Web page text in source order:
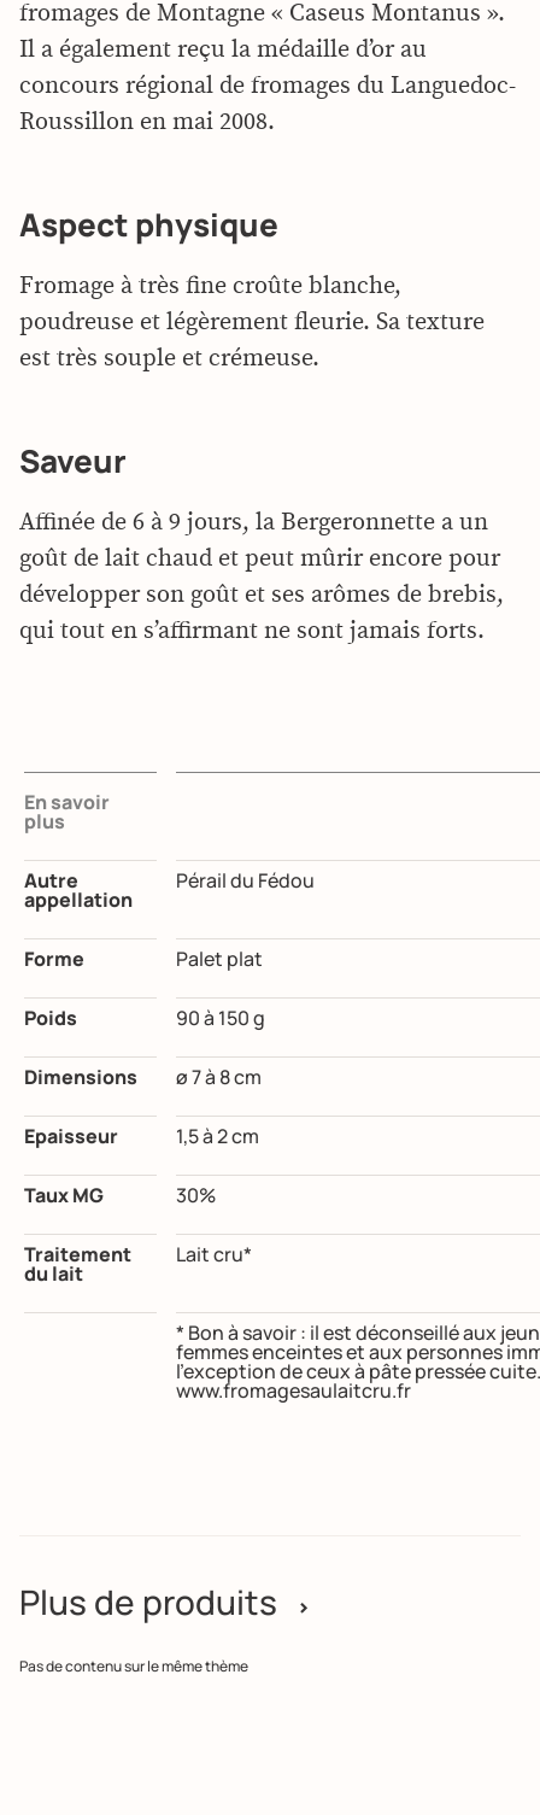
fromages de Montagne « Caseus Montanus ».
Il a également reçu la médaille d’or au
concours régional de fromages du Languedoc-
Roussillon en mai 2008.
Aspect physique
Fromage à très fine croûte blanche,
poudreuse et légèrement fleurie. Sa texture
est très souple et crémeuse.
Saveur
Affinée de 6 à 9 jours, la Bergeronnette a un
goût de lait chaud et peut mûrir encore pour
développer son goût et ses arômes de brebis,
qui tout en s’affirmant ne sont jamais forts.
En savoir
plus
Autre
appellation
Pérail du Fédou
Forme Palet plat
Poids 90 à 150 g
Dimensions ø 7 à 8 cm
Epaisseur 1,5 à 2 cm
Taux MG 30%
Traitement
du lait
Lait cru*
* Bon à savoir : il est déconseillé aux
femmes enceintes et aux personnes
l’exception de ceux à pâte pressée
www.fromagesaulaitcru.fr
Plus de produits >
Pas de contenu sur le même thème